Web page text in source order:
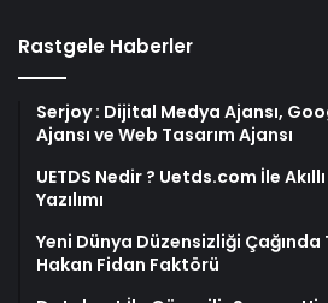
Rastgele Haberler
Serjoy : Dijital Medya Ajansı,
Ajansı ve Web Tasarım Ajansı
UETDS Nedir ? Uetds.com İle
Yazılımı
Yeni Dünya Düzensizliği Çağında
Hakan Fidan Faktörü